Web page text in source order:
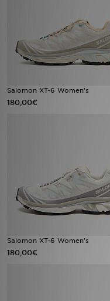
Salomon XT-6 Women's
180,00€
Salomon XT-6 Women's
180,00€
BLOG
ESTADO DO TEU
TRABALHA
FAQs